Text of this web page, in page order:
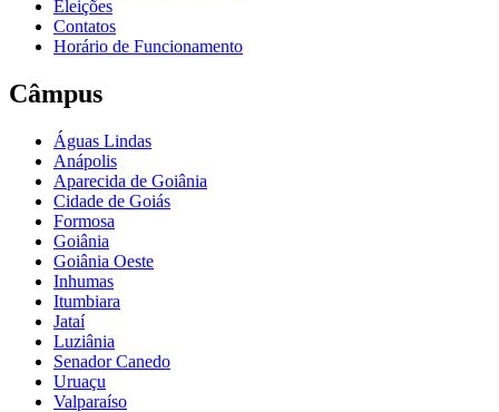
Eleições
Contatos
Horário de Funcionamento
Câmpus
Águas Lindas
Anápolis
Aparecida de Goiânia
Cidade de Goiás
Formosa
Goiânia
Goiânia Oeste
Inhumas
Itumbiara
Jataí
Luziânia
Senador Canedo
Uruaçu
Valparaíso